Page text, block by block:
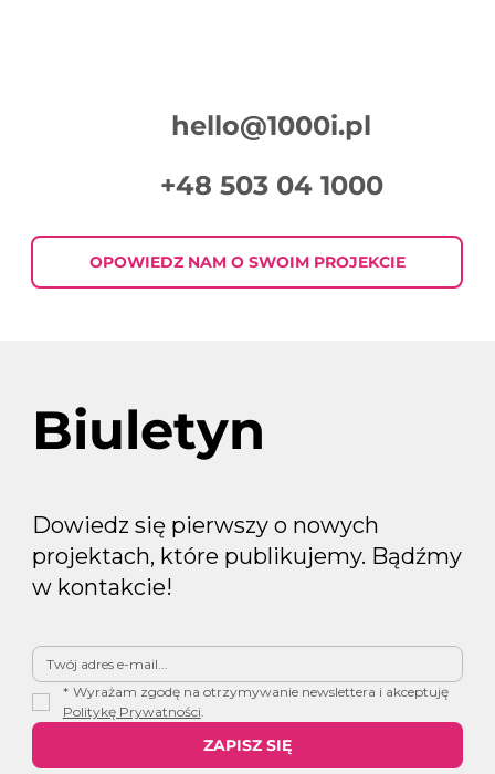
hello@1000i.pl
+48 503 04 1000
OPOWIEDZ NAM O SWOIM PROJEKCIE
Biuletyn
Dowiedz się pierwszy o nowych
projektach, które publikujemy. Bądźmy
w kontakcie!
*
Wyrażam zgodę na otrzymywanie newslettera i akceptuję
Politykę Prywatności
ZAPISZ SIĘ